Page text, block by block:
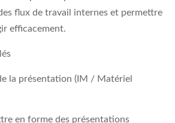
flux de travail internes et permettre
efficacement.
la présentation (IM / Matériel
en forme des présentations